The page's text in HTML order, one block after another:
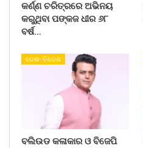
କର୍ଣ୍ଣ ଚରିତ୍ରରେ ଅଭିନୟ
କରୁଥିବା ପଙ୍କଜ ଧୀର ୬୮
ବର୍ଷ…
ଦେଶ- ବିଦେଶ
ବଲିଉଡ କଳାକାର ଓ ବିଜେପି